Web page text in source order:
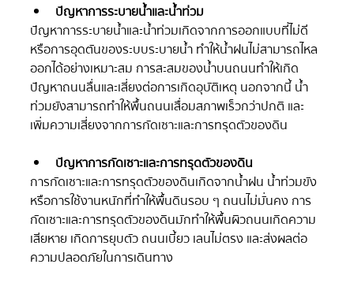
ปัญหาการระบายน้ำและน้ำท่วม
ปัญหาการระบายน้ำและน้ำท่วมเกิดจากการออกแบบที่ไม่ดี
หรือการอุดตันของระบบระบายน้ำ ทำให้น้ำฝนไม่สามารถไหล
ออกได้อย่างเหมาะสม การสะสมของน้ำบนถนนทำให้เกิด
ปัญหาถนนลื่นและเสี่ยงต่อการเกิดอุบัติเหตุ นอกจากนี้ น้ำ
ท่วมยังสามารถทำให้พื้นถนนเสื่อมสภาพเร็วกว่าปกติ และ
เพิ่มความเสี่ยงจากการกัดเซาะและการทรุดตัวของดิน
ปัญหาการกัดเซาะและการทรุดตัวของดิน
การกัดเซาะและการทรุดตัวของดินเกิดจากน้ำฝน น้ำท่วมขัง
หรือการใช้งานหนักที่ทำให้พื้นดินรอบ ๆ ถนนไม่มั่นคง การ
กัดเซาะและการทรุดตัวของดินมักทำให้พื้นผิวถนนเกิดความ
เสียหาย เกิดการยุบตัว ถนนเบี้ยว เลนไม่ตรง และส่งผลต่อ
ความปลอดภัยในการเดินทาง